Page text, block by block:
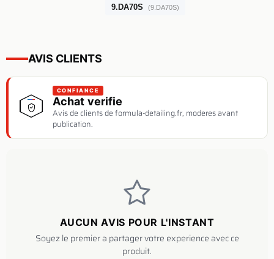
9.DA70S (9.DA70S)
AVIS CLIENTS
CONFIANCE
Achat verifie
Avis de clients de formula-detailing.fr, moderes avant
publication.
AUCUN AVIS POUR L'INSTANT
Soyez le premier a partager votre experience avec ce
produit.